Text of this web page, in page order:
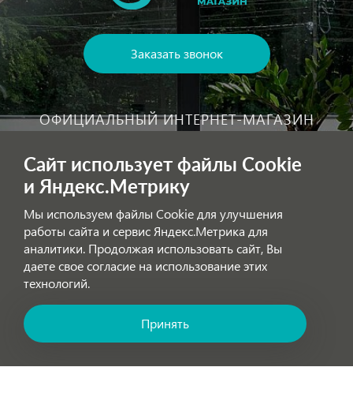
Заказать звонок
ОФИЦИАЛЬНЫЙ ИНТЕРНЕТ-МАГАЗИН
Россию моделях сантехники CeruttiSPA. У нас вы можете заказать
сантехнику с доставкой и, при необходимости, монтажем.
Внимание!Цены, указанные на сайте, не являются публичной
офертой!
Обработка персональных данных
Позвоните нам! Звонок бесплатный по России!
Сайт использует файлы Cookie
и Яндекс.Метрику
Мы используем файлы Cookie для улучшения
работы сайта и сервис Яндекс.Метрика для
аналитики. Продолжая использовать сайт, Вы
даете свое согласие на использование этих
технологий.
Принять